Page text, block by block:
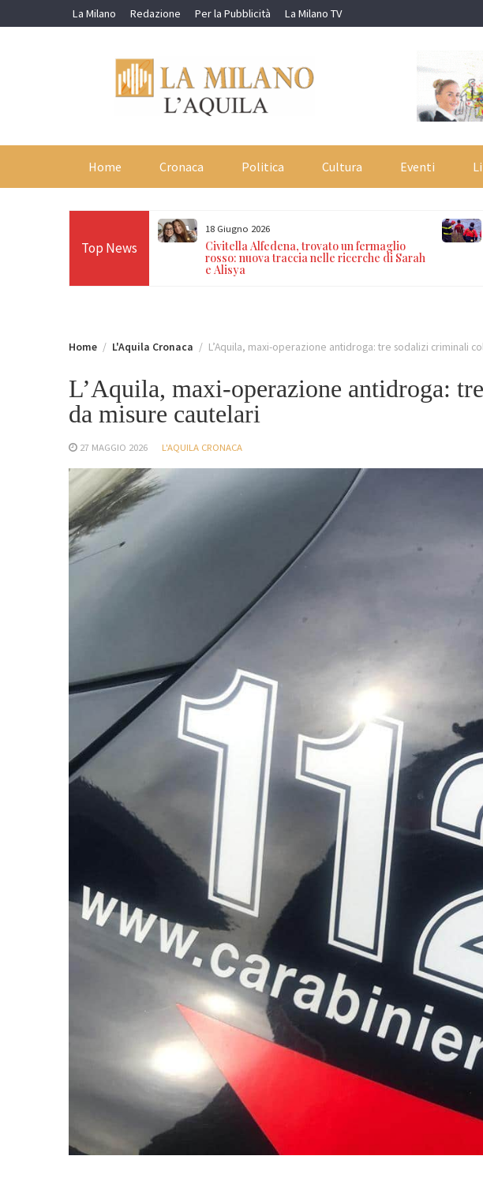
to
La Milano Redazione Per la Pubblicità La Milano TV
Home Cronaca Politica Cultura Eventi
Top News
e ritrovate dopo 14
nonno e compagno
18 Giugno 2026
Civitella Alfedena, trovato un fermaglio
rosso: nuova traccia nelle ricerche di Sarah
e Alisya
Home L'Aquila Cronaca L’Aquila, maxi-operazione antidroga: tre sodalizi criminali
L’Aquila, maxi-operazione antidroga:
da misure cautelari
27 MAGGIO 2026 L'AQUILA CRONACA